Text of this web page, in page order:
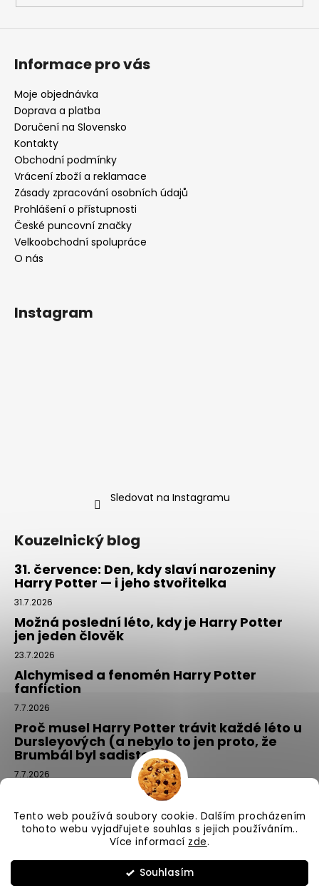
Tento web používá soubory cookie. Dalším procházením
tohoto webu vyjadřujete souhlas s jejich používáním..
Více informací zde.
Souhlasím
Informace pro vás
Moje objednávka
Doprava a platba
Doručení na Slovensko
Kontakty
Obchodní podmínky
Vrácení zboží a reklamace
Zásady zpracování osobních údajů
Prohlášení o přístupnosti
České puncovní značky
Velkoobchodní spolupráce
O nás
Instagram
Sledovat na Instagramu
Kouzelnický blog
31. července: Den, kdy slaví narozeniny
Harry Potter — i jeho stvořitelka
31.7.2026
Možná poslední léto, kdy je Harry Potter
jen jeden člověk
23.7.2026
Alchymised a fenomén Harry Potter
fanfiction
7.7.2026
Proč musel Harry Potter trávit každé léto u
Dursleyových (a nebylo to jen proto, že
Brumbál byl sadista)
7.7.2026
Tajemný balíček z Příčné ulice: kouzlo,
které si vyberete tím, že si ho NEvyberete
1.7.2026
Vytvořil Shoptet
Copyright 2026Příčná ulice. Všechna práva vyhrazena.